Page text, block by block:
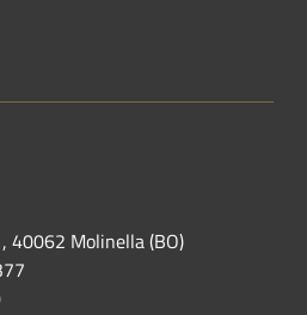
40062 Molinella (BO)